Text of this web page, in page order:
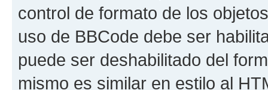
control de formato de los
uso de BBCode debe ser
puede ser deshabilitado del
mismo es similar en estilo al